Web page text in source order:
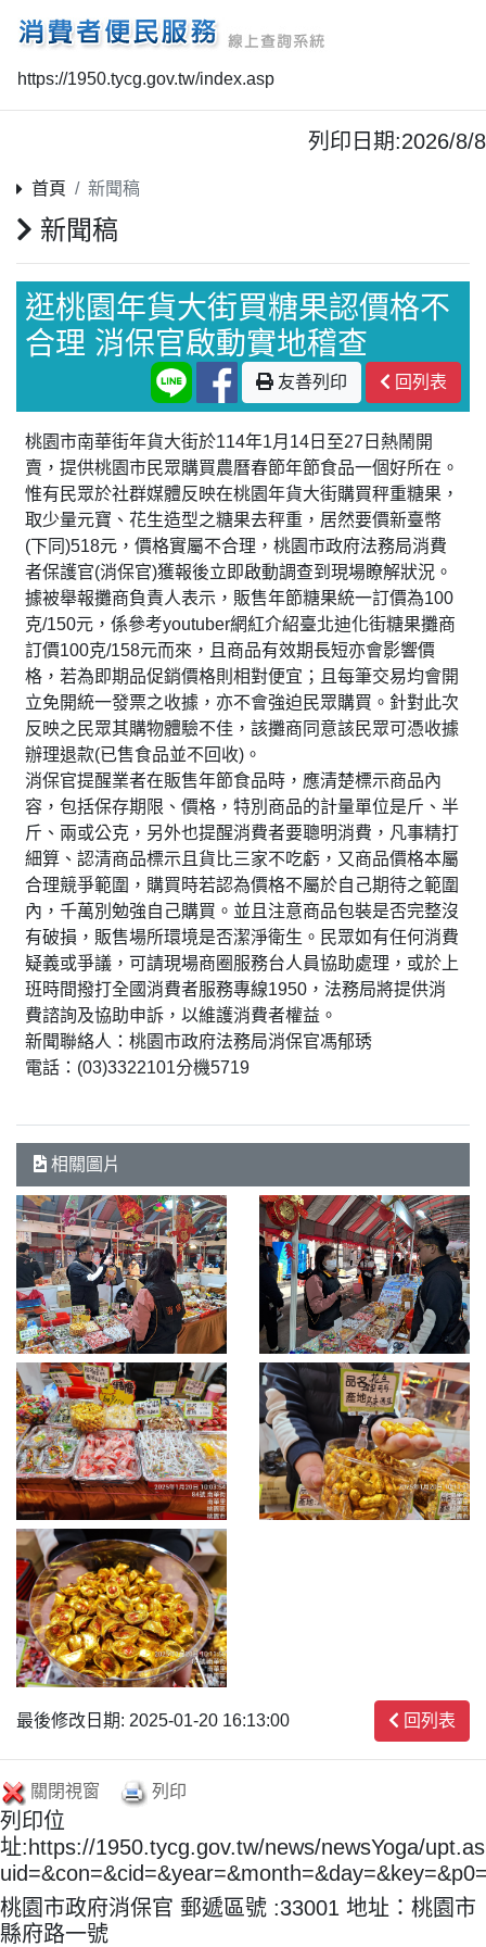
https://1950.tycg.gov.tw/index.asp
列印日期:2026/8/8
首頁 新聞稿
新聞稿
逛桃園年貨大街買糖果認價格不
合理 消保官啟動實地稽查
友善列印 回列表
桃園市南華街年貨大街於114年1月14日至27日熱鬧開
賣，提供桃園市民眾購買農曆春節年節食品一個好所在。
惟有民眾於社群媒體反映在桃園年貨大街購買秤重糖果，
取少量元寶、花生造型之糖果去秤重，居然要價新臺幣
(下同)518元，價格實屬不合理，桃園市政府法務局消費
者保護官(消保官)獲報後立即啟動調查到現場瞭解狀況。
據被舉報攤商負責人表示，販售年節糖果統一訂價為100
克/150元，係參考youtuber網紅介紹臺北迪化街糖果攤商
訂價100克/158元而來，且商品有效期長短亦會影響價
格，若為即期品促銷價格則相對便宜；且每筆交易均會開
立免開統一發票之收據，亦不會強迫民眾購買。針對此次
反映之民眾其購物體驗不佳，該攤商同意該民眾可憑收據
辦理退款(已售食品並不回收)。
消保官提醒業者在販售年節食品時，應清楚標示商品內
容，包括保存期限、價格，特別商品的計量單位是斤、半
斤、兩或公克，另外也提醒消費者要聰明消費，凡事精打
細算、認清商品標示且貨比三家不吃虧，又商品價格本屬
合理競爭範圍，購買時若認為價格不屬於自己期待之範圍
內，千萬別勉強自己購買。並且注意商品包裝是否完整沒
有破損，販售場所環境是否潔淨衛生。民眾如有任何消費
疑義或爭議，可請現場商圈服務台人員協助處理，或於上
班時間撥打全國消費者服務專線1950，法務局將提供消
費諮詢及協助申訴，以維護消費者權益。
新聞聯絡人：桃園市政府法務局消保官馮郁琇
電話：(03)3322101分機5719
相關圖片
最後修改日期: 2025-01-20 16:13:00 回列表
關閉視窗 列印
列印位
址:https://1950.tycg.gov.tw/news/newsYoga/
桃園市政府消保官 郵遞區號 :33001 地址：桃園市
縣府路一號